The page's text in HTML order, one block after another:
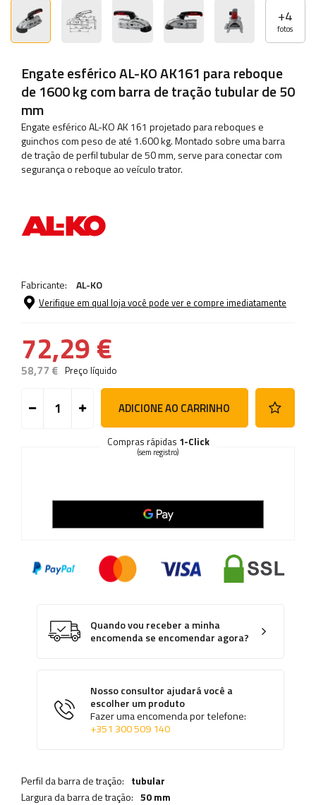
+4
fotos
Engate esférico AL-KO AK161 para reboque
de 1600 kg com barra de tração tubular de 50
mm
Engate esférico AL-KO AK 161 projetado para reboques e
guinchos com peso de até 1.600 kg. Montado sobre uma barra
de tração de perfil tubular de 50 mm, serve para conectar com
segurança o reboque ao veículo trator.
Fabricante: AL-KO
Verifique em qual loja você pode ver e compre imediatamente
72,29 €
58,77 € Preço líquido
ADICIONE AO CARRINHO
Compras rápidas 1-Click
(sem registro)
Quando vou receber a minha
encomenda se encomendar agora?
Nosso consultor ajudará você a
escolher um produto
Fazer uma encomenda por telefone:
+351 300 509 140
Perfil da barra de tração: tubular
Largura da barra de tração: 50 mm